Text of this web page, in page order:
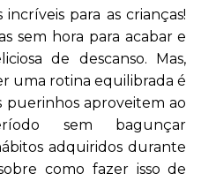
para as crianças!
sem hora para acabar e
de descanso. Mas,
uma rotina equilibrada é
puerinhos aproveitem ao
sem bagunçar
adquiridos durante
como fazer isso de